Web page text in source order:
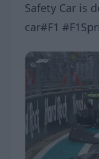
Safety Car is
car#F1